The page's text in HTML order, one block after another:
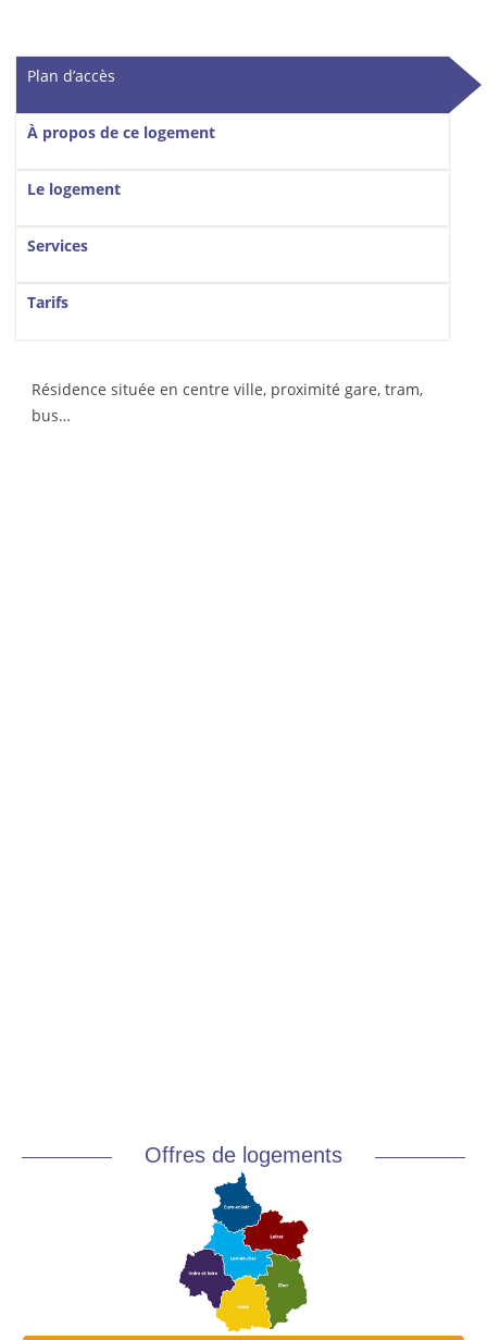
Vertical Tabs
Plan d’accès
À propos de ce logement
Le logement
Services
Tarifs
Résidence située en centre ville, proximité gare, tram,
bus…
Offres de logements